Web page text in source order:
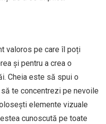
valoros pe care îl poți
și pentru a crea o
Cheia este să spui o
te concentrezi pe nevoile
elemente vizuale
cunoscută pe toate